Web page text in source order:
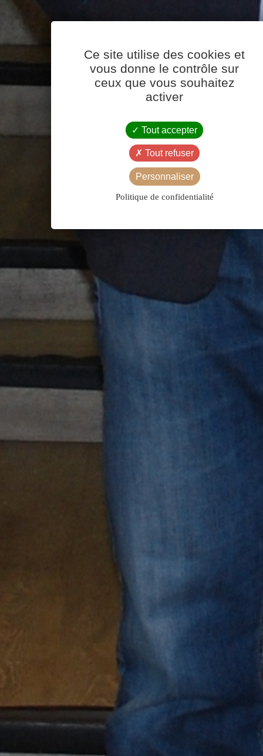
Ce site utilise des cookies et
vous donne le contrôle sur
ceux que vous souhaitez
activer
Tout accepter
Tout refuser
Personnaliser
Politique de confidentialité